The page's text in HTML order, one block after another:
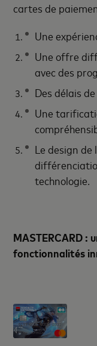
cartes de
Une
Une offre
avec des
Des délais
Une
Le design
technologie.
MASTERCARD :
fonctionnalités